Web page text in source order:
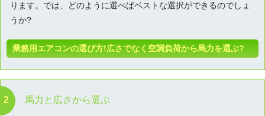
ります。では、どのように選べばベストな選択ができるのでしょ
うか?
業務用エアコンの選び方!広さでなく空調負荷から馬力を選ぶ?
馬力と広さから選ぶ